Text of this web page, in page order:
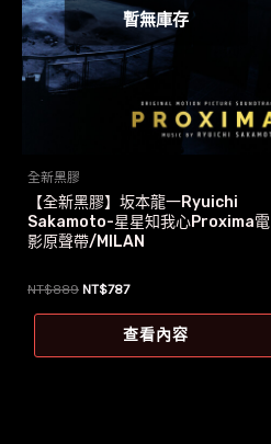
暫無庫存
全新黑膠
【全新黑膠】坂本龍一Ryuichi
Sakamoto-星星知我心Proxima電
影原聲帶/MILAN
NT$889 原
NT$889。
NT$787目
價
格：
NT$787。
查看內容